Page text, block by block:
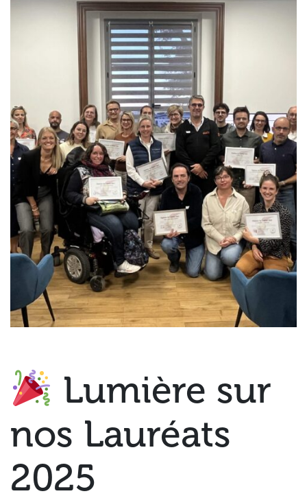
Lumière sur
nos Lauréats
2025